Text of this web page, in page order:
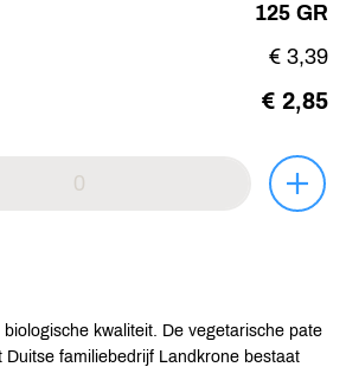
125 GR
€ 3,39
€ 2,85
kwaliteit. De vegetarische pate
Duitse familiebedrijf Landkrone bestaat